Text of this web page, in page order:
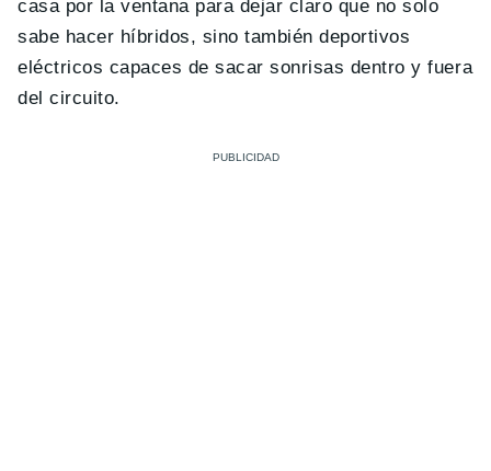
casa por la ventana para dejar claro que no solo
sabe hacer híbridos, sino también deportivos
eléctricos capaces de sacar sonrisas dentro y fuera
del circuito.